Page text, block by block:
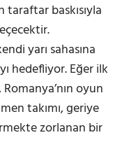
taraftar baskısıyla
yarı sahasına
hedefliyor. Eğer ilk
oyun
takımı, geriye
zorlanan bir